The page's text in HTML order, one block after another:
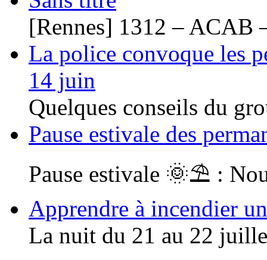
[Rennes] 1312 – ACAB
La police convoque les
14 juin
Quelques conseils du
Pause estivale des
Pause estivale 🌞⛱ :
Apprendre à incendier
La nuit du 21 au 22